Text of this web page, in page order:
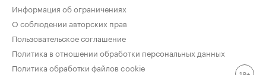
Информация об ограничениях
О соблюдении авторских прав
Пользовательское соглашение
Политика в отношении обработки персональных данных
Политика обработки файлов cookie